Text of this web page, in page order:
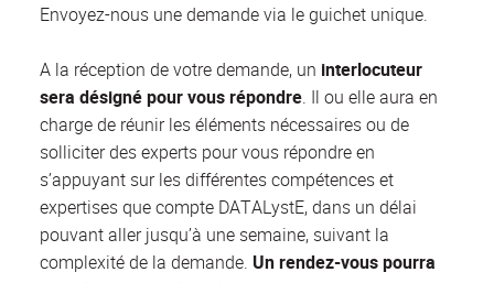
Envoyez-nous une demande via le guichet unique.
A la réception de votre demande, un interlocuteur
sera désigné pour vous répondre. Il ou elle aura en
charge de réunir les éléments nécessaires ou de
solliciter des experts pour vous répondre en
s’appuyant sur les différentes compétences et
expertises que compte DATALystE, dans un délai
pouvant aller jusqu’à une semaine, suivant la
complexité de la demande. Un rendez-vous pourra